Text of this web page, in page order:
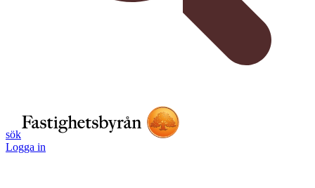
sök
Logga in